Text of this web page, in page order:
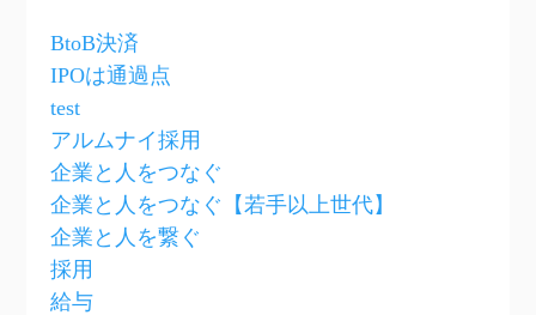
BtoB決済
IPOは通過点
test
アルムナイ採用
企業と人をつなぐ
企業と人をつなぐ【若手以上世代】
企業と人を繋ぐ
採用
給与